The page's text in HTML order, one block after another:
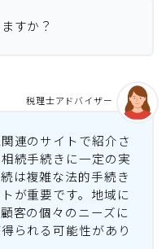
すか？
連のサイトで紹介さ
続手続きに一定の実
は複雑な法的手続き
が重要です。地域に
客の個々のニーズに
られる可能性があり
税理士アドバイザー